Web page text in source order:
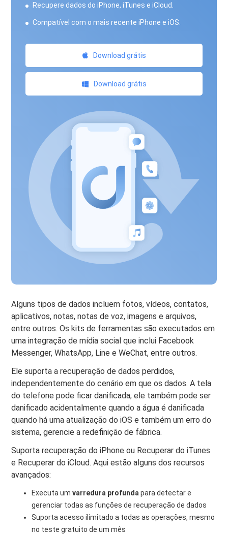
Recupere dados do iPhone, iTunes e iCloud.
Compatível com o mais recente iPhone e iOS.
Download grátis
Download grátis
Alguns tipos de dados incluem fotos, vídeos, contatos,
aplicativos, notas, notas de voz, imagens e arquivos,
entre outros. Os kits de ferramentas são executados em
uma integração de mídia social que inclui Facebook
Messenger, WhatsApp, Line e WeChat, entre outros.
Ele suporta a recuperação de dados perdidos,
independentemente do cenário em que os dados. A tela
do telefone pode ficar danificada; ele também pode ser
danificado acidentalmente quando a água é danificada
quando há uma atualização do iOS e também um erro do
sistema, gerencie a redefinição de fábrica.
Suporta recuperação do iPhone ou Recuperar do iTunes
e Recuperar do iCloud. Aqui estão alguns dos recursos
avançados:
Executa umvarredura profunda para detectar e
gerenciar todas as funções de recuperação de dados
Suporta acesso ilimitado a todas as operações, mesmo
no teste gratuito de um mês